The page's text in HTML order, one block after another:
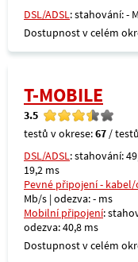
DSL/ADSL: stahování: -
Dostupnost v celém
T-MOBILE
3.5
testů v okrese:67 /
DSL/ADSL: stahování:
19,2 ms
Pevné připojení -
Mb/s | odezva: - ms
Mobilní připojení:
odezva: 40,8 ms
Dostupnost v celém